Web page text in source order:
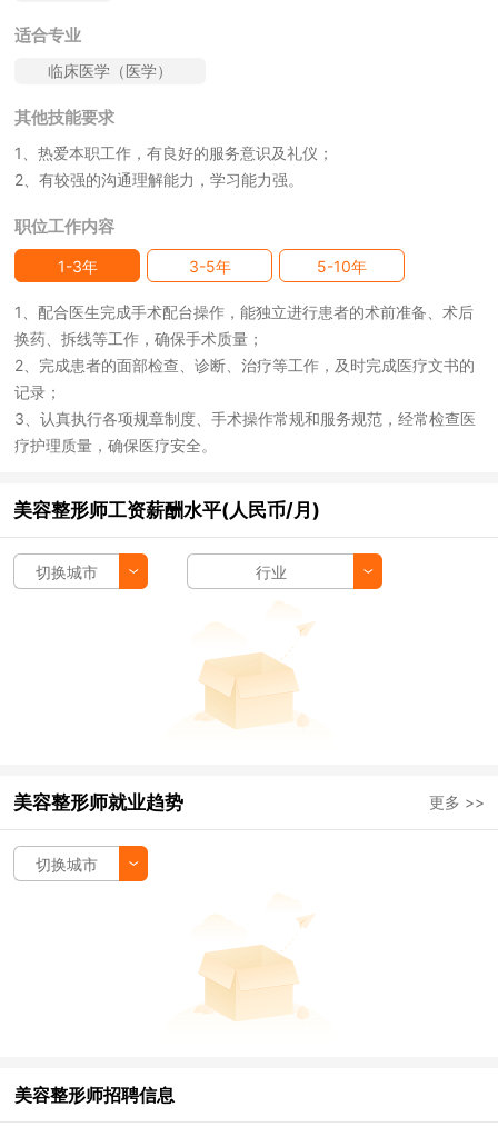
适合专业
临床医学（医学）
其他技能要求
1、热爱本职工作，有良好的服务意识及礼仪；
2、有较强的沟通理解能力，学习能力强。
职位工作内容
1-3年 3-5年 5-10年
1、配合医生完成手术配台操作，能独立进行患者的术前准备、术后
换药、拆线等工作，确保手术质量；
2、完成患者的面部检查、诊断、治疗等工作，及时完成医疗文书的
记录；
3、认真执行各项规章制度、手术操作常规和服务规范，经常检查医
疗护理质量，确保医疗安全。
美容整形师工资薪酬水平(人民币/月)
切换城市 行业
美容整形师就业趋势 更多 >>
切换城市
美容整形师招聘信息